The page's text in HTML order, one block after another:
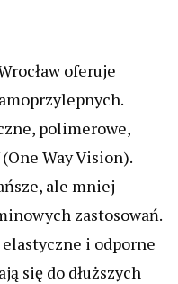
oferuje
polimerowe,
Way Vision).
ale mniej
zastosowań.
i odporne
się do dłuższych